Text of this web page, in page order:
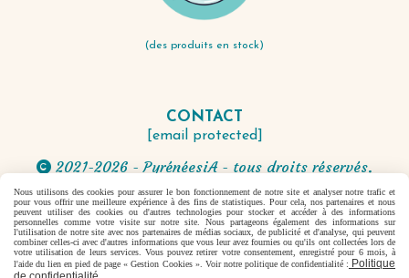
(des produits en stock)
CONTACT
[email protected]
 2021-2026 - PyrénéesiA - tous droits réservés.
Facebook est désactivé. Autoriser
Mentions Légales Conditions générales de vente
Nous utilisons des cookies pour assurer le bon fonctionnement de notre site et analyser notre trafic et
pour vous offrir une meilleure expérience à des fins de statistiques. Pour cela, nos partenaires et nous
peuvent utiliser des cookies ou d'autres technologies pour stocker et accéder à des informations
personnelles comme votre visite sur notre site. Nous partageons également des informations sur
l'utilisation de notre site avec nos partenaires de médias sociaux, de publicité et d'analyse, qui peuvent
combiner celles-ci avec d'autres informations que vous leur avez fournies ou qu'ils ont collectées lors de
votre utilisation de leurs services. Vous pouvez retirer votre consentement, enregistré pour 6 mois, à
l'aide du lien en pied de page « Gestion Cookies ». Voir notre politique de confidentialité : Politique